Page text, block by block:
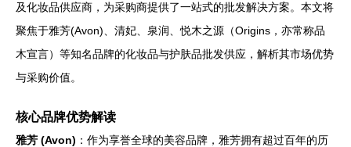
及化妆品供应商，为采购商提供了一站式的批发解决方案。本文将
聚焦于雅芳(Avon)、清妃、泉润、悦木之源（Origins，亦常称品
木宣言）等知名品牌的化妆品与护肤品批发供应，解析其市场优势
与采购价值。
核心品牌优势解读
雅芳 (Avon) ：作为享誉全球的美容品牌，雅芳拥有超过百年的历